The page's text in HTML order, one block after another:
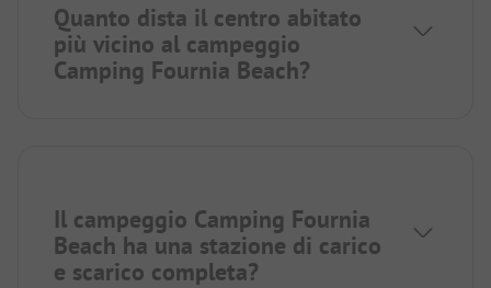
Quanto dista il centro abitato
più vicino al campeggio
Camping Fournia Beach?
Il campeggio Camping Fournia
Beach ha una stazione di carico
e scarico completa?